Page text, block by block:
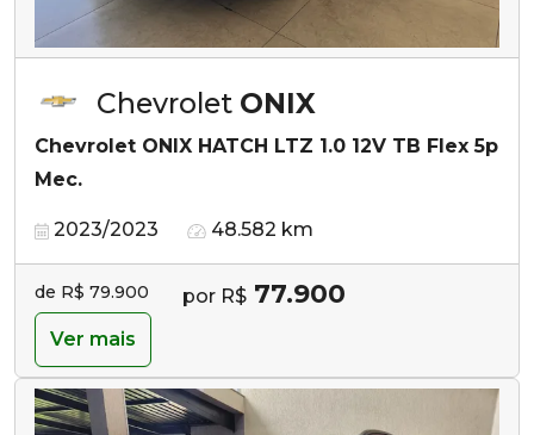
Chevrolet ONIX
Chevrolet ONIX HATCH LTZ 1.0 12V TB Flex 5p
Mec.
2023/2023 48.582 km
de R$ 79.900 por R$ 77.900
Ver mais